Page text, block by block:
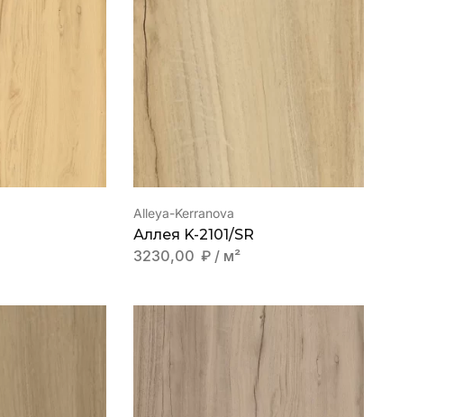
Alleya-Kerranova
Аллея K-2101/SR
3230,00 ₽ / м²